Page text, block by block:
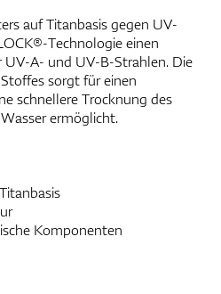
auf Titanbasis gegen UV-
Technologie einen
UV-A- und UV-B-Strahlen. Die
sorgt für einen
schnellere Trocknung des
ermöglicht.
Komponenten